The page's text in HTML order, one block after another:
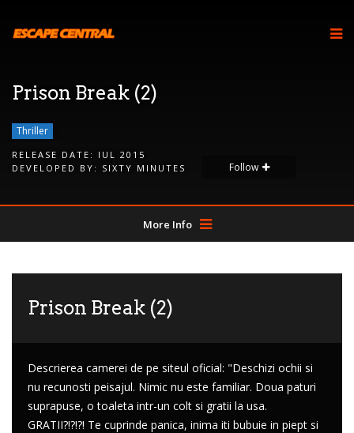
Prison Break (2)
Thriller
RELEASE DATE: IUL 2015
DEVELOPED BY: SIXTY MINUTES Follow
More Info
Prison Break (2)
Descrierea camerei de pe siteul oficial: "Deschizi ochii si
nu recunosti peisajul. Nimic nu este familiar. Doua paturi
suprapuse, o toaleta intr-un colt si gratii la usa.
GRATII?!?!?! Te cuprinde panica, inima iti bubuie in piept si